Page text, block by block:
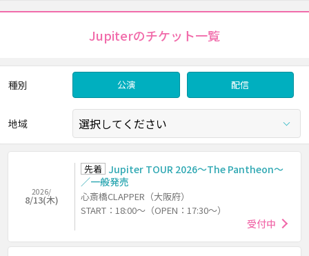
Jupiterのチケット一覧
種別 公演 配信
地域
2026/
8/13(木)
先着 Jupiter TOUR 2026～The Pantheon～
／一般発売
心斎橋CLAPPER（大阪府）
START：18:00～（OPEN：17:30～）
受付中